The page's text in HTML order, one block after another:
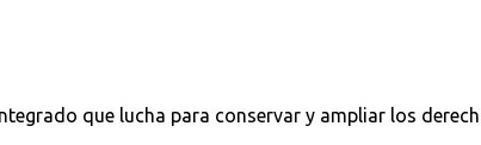
que lucha para conservar y ampliar los